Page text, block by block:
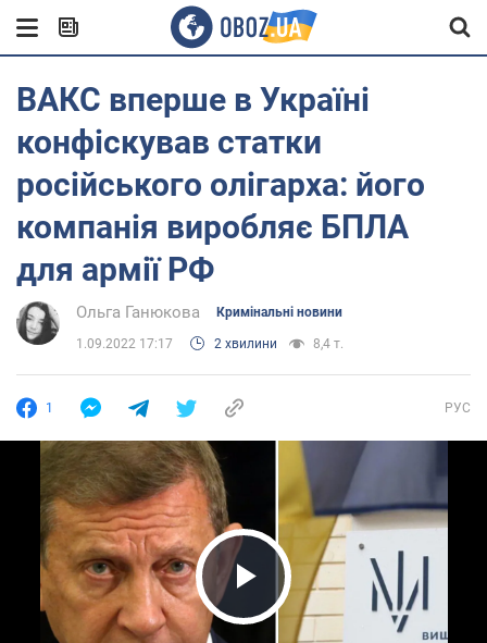
ВАКС вперше в Україні
конфіскував статки
російського олігарха: його
компанія виробляє БПЛА
для армії РФ
Ольга Ганюкова Кримінальні новини
1.09.2022 17:17 2 хвилини 8,4 т.
1 РУС
Play Video